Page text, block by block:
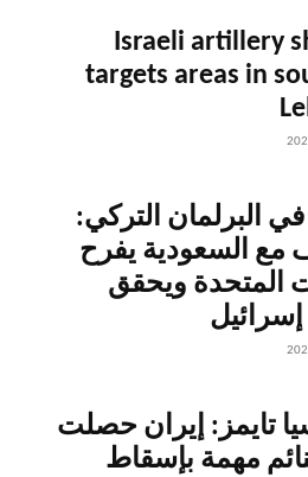
Israeli artillery
targets areas in
في البرلمان التركي:
مع السعودية يفرح
المتحدة ويحقق
تايمز: إيران حصلت
مهمة بإسقاط